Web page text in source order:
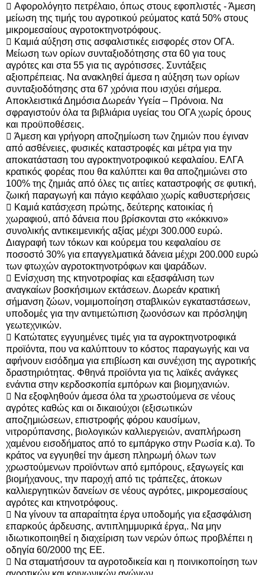
 Αφορολόγητο πετρέλαιο, όπως στους εφοπλιστές - Άμεση
μείωση της τιμής του αγροτικού ρεύματος κατά 50% στους
μικρομεσαίους αγροτοκτηνοτρόφους.
 Καμιά αύξηση στις ασφαλιστικές εισφορές στον ΟΓΑ.
Μείωση των ορίων συνταξιοδότησης στα 60 για τους
αγρότες και στα 55 για τις αγρότισσες. Συντάξεις
αξιοπρέπειας. Να ανακληθεί άμεσα η αύξηση των ορίων
συνταξιοδότησης στα 67 χρόνια που ισχύει σήμερα.
Αποκλειστικά Δημόσια Δωρεάν Υγεία – Πρόνοια. Να
σφραγιστούν όλα τα βιβλιάρια υγείας του ΟΓΑ χωρίς όρους
και προϋποθέσεις.
 Άμεση και γρήγορη αποζημίωση των ζημιών που έγιναν
από ασθένειες, φυσικές καταστροφές και μέτρα για την
αποκατάσταση του αγροκτηνοτροφικού κεφαλαίου. ΕΛΓΑ
κρατικός φορέας που θα καλύπτει και θα αποζημιώνει στο
100% της ζημιάς από όλες τις αιτίες καταστροφής σε φυτική,
ζωική παραγωγή και πάγιο κεφάλαιο χωρίς καθυστερήσεις
 Καμιά κατάσχεση πρώτης, δεύτερης κατοικίας ή
χωραφιού, από δάνεια που βρίσκονται στο «κόκκινο»
συνολικής αντικειμενικής αξίας μέχρι 300.000 ευρώ.
Διαγραφή των τόκων και κούρεμα του κεφαλαίου σε
ποσοστό 30% για επαγγελματικά δάνεια μέχρι 200.000 ευρώ
των φτωχών αγροτοκτηνοτρόφων και ψαράδων.
 Ενίσχυση της κτηνοτροφίας και εξασφάλιση των
αναγκαίων βοσκήσιμων εκτάσεων. Δωρεάν κρατική
σήμανση ζώων, νομιμοποίηση σταβλικών εγκαταστάσεων,
υποδομές για την αντιμετώπιση ζωονόσων και πρόσληψη
γεωτεχνικών.
 Κατώτατες εγγυημένες τιμές για τα αγροκτηνοτροφικά
προϊόντα, που να καλύπτουν το κόστος παραγωγής και να
αφήνουν εισόδημα για επιβίωση και συνέχιση της αγροτικής
δραστηριότητας. Φθηνά προϊόντα για τις λαϊκές ανάγκες
ενάντια στην κερδοσκοπία εμπόρων και βιομηχανιών.
 Να εξοφληθούν άμεσα όλα τα χρωστούμενα σε νέους
αγρότες καθώς και οι δικαιούχοι (εξισωτικών
αποζημιώσεων, επιστροφής φόρου καυσίμων,
νιτρορύπανσης, βιολογικών καλλιεργειών, αναπλήρωση
χαμένου εισοδήματος από το εμπάργκο στην Ρωσία κ.α). Το
κράτος να εγγυηθεί την άμεση πληρωμή όλων των
χρωστούμενων προϊόντων από εμπόρους, εξαγωγείς και
βιομήχανους, την παροχή από τις τράπεζες, άτοκων
καλλιεργητικών δανείων σε νέους αγρότες, μικρομεσαίους
αγρότες και κτηνοτρόφους.
 Να γίνουν τα απαραίτητα έργα υποδομής για εξασφάλιση
επαρκούς άρδευσης, αντιπλημμυρικά έργα,. Να μην
ιδιωτικοποιηθεί η διαχείριση των νερών όπως προβλέπει η
οδηγία 60/2000 της ΕΕ.
 Να σταματήσουν τα αγροτοδικεία και η ποινικοποίηση των